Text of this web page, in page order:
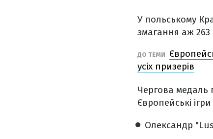
У польському
змагання аж
ДО ТЕМИ
усіх призерів
Чергова медаль
Європейські
Олександр